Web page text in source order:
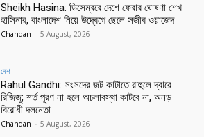
Sheikh Hasina: ডিসেম্বরে দেশে ফেরার ঘোষণা শেখ
হাসিনার, বাংলাদেশ নিয়ে উদ্বেগে ছেলে সজীব ওয়াজেদ
Chandan - 5 August, 2026
দেশ
Rahul Gandhi: সংসদের জট কাটাতে রাহুলে দ্বারে
রিজিজু; শর্ত পূরণ না হলে অচলাবস্থা কাটবে না, অনড়
বিরোধী দলনেতা
Chandan - 5 August, 2026